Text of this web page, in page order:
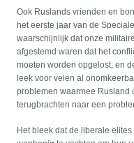
Ook Ruslands vrienden en
het eerste jaar van de
waarschijnlijk dat onze
afgestemd waren dat het
moeten worden opgelost, en
leek voor velen al
problemen waarmee Rusland
terugbrachten naar een
Het bleek dat de liberale